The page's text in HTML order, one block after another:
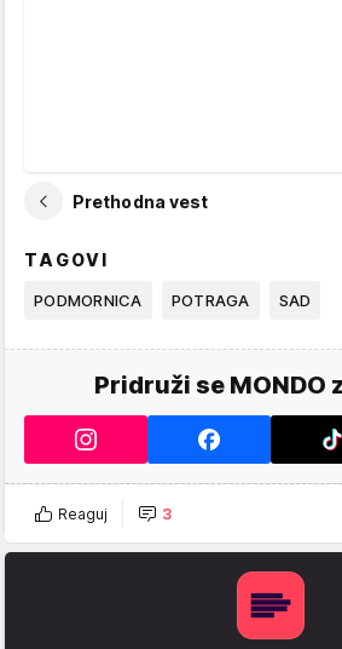
Prethodna vest
TAGOVI
PODMORNICA POTRAGA SAD
Pridruži se MONDO
Reaguj 3